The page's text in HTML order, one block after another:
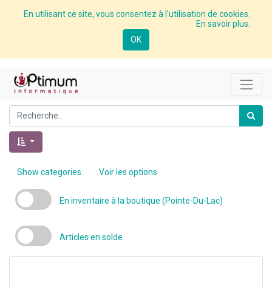
En utilisant ce site, vous consentez à l'utilisation de cookies.
En savoir plus.
OK
Show categories Voir les options
En inventaire à la boutique (Pointe-Du-Lac)
Articles en solde